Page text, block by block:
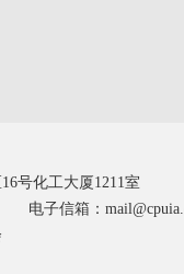
号化工大厦1211室
电子信箱：